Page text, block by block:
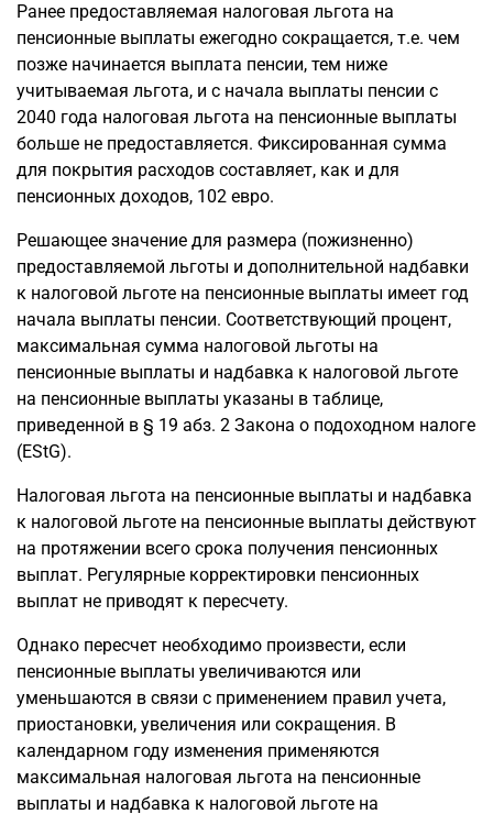
Ранее предоставляемая налоговая льгота на
пенсионные выплаты ежегодно сокращается, т.е. чем
позже начинается выплата пенсии, тем ниже
учитываемая льгота, и с начала выплаты пенсии с
2040 года налоговая льгота на пенсионные выплаты
больше не предоставляется. Фиксированная сумма
для покрытия расходов составляет, как и для
пенсионных доходов, 102 евро.
Решающее значение для размера (пожизненно)
предоставляемой льготы и дополнительной надбавки
к налоговой льготе на пенсионные выплаты имеет год
начала выплаты пенсии. Соответствующий процент,
максимальная сумма налоговой льготы на
пенсионные выплаты и надбавка к налоговой льготе
на пенсионные выплаты указаны в таблице,
приведенной в § 19 абз. 2 Закона о подоходном налоге
(EStG).
Налоговая льгота на пенсионные выплаты и надбавка
к налоговой льготе на пенсионные выплаты действуют
на протяжении всего срока получения пенсионных
выплат. Регулярные корректировки пенсионных
выплат не приводят к пересчету.
Однако пересчет необходимо произвести, если
пенсионные выплаты увеличиваются или
уменьшаются в связи с применением правил учета,
приостановки, увеличения или сокращения. В
календарном году изменения применяются
максимальная налоговая льгота на пенсионные
выплаты и надбавка к налоговой льготе на